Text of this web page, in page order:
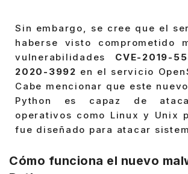
Sin embargo, se cree que el
haberse visto comprometido
vulnerabilidades CVE-2019-
2020-3992 en el servicio
Cabe mencionar que este
Python es capaz de
operativos como Linux y Unix
fue diseñado para atacar
Cómo funciona el nuevo